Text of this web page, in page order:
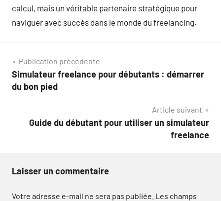
calcul, mais un véritable partenaire stratégique pour
naviguer avec succès dans le monde du freelancing.
Navigation
de
Publication précédente
Simulateur freelance pour débutants : démarrer
du bon pied
Article suivant
Guide du débutant pour utiliser un simulateur
freelance
Laisser un commentaire
Votre adresse e-mail ne sera pas publiée. Les champs